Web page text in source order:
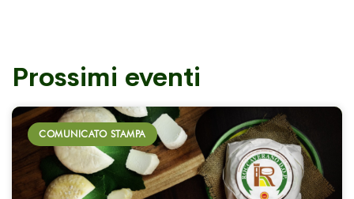
Prossimi eventi
COMUNICATO STAMPA